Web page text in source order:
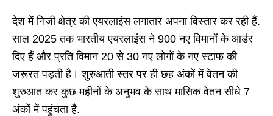
देश में निजी क्षेत्र की एयरलाइंस लगातार अपना विस्तार कर रही हैं.
साल 2025 तक भारतीय एयरलाइंस ने 900 नए विमानों के आर्डर
दिए हैं और प्रति विमान 20 से 30 नए लोगों के नए स्टाफ की
जरूरत पड़ती है। शुरुआती स्तर पर ही छह अंकों में वेतन की
शुरुआत कर कुछ महीनों के अनुभव के साथ मासिक वेतन सीधे 7
अंकों में पहुंचता है.